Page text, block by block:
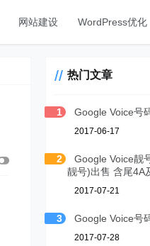
网站建设 WordPress优化
热门文章
1 Google Voice号
2017-06-17
2
Google Voice靓
靓号)出售 含尾4A
2017-07-21
3 Google Voice号
2017-07-28